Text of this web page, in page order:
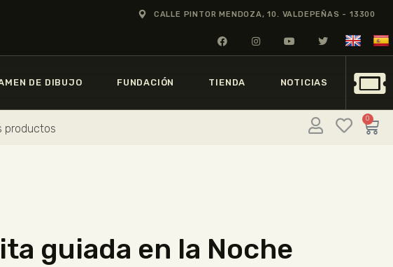
CALLE PINTOR MENDOZA, 10. VALDEPEÑAS - 13300
DE DIBUJO FUNDACIÓN TIENDA NOTICIAS
productos
0
guiada en la Noche